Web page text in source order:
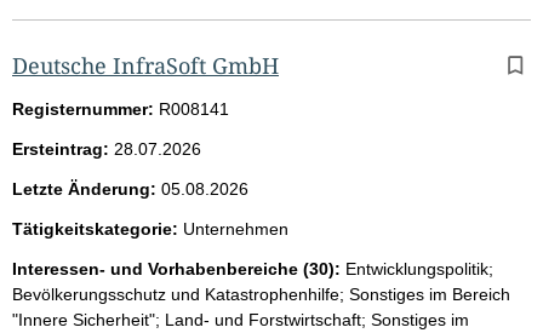
Deutsche InfraSoft GmbH
Registernummer: R008141
Ersteintrag: 28.07.2026
Letzte Änderung: 05.08.2026
Tätigkeitskategorie: Unternehmen
Interessen- und Vorhabenbereiche (30): Entwicklungspolitik;
Bevölkerungsschutz und Katastrophenhilfe; Sonstiges im Bereich
"Innere Sicherheit"; Land- und Forstwirtschaft; Sonstiges im